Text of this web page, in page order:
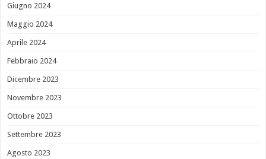
Giugno 2024
Maggio 2024
Aprile 2024
Febbraio 2024
Dicembre 2023
Novembre 2023
Ottobre 2023
Settembre 2023
Agosto 2023